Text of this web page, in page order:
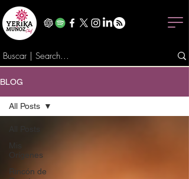
BLOG
Mis
Orígenes
Rincón de
All Posts